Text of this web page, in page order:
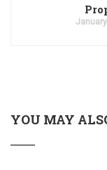
YOU MAY